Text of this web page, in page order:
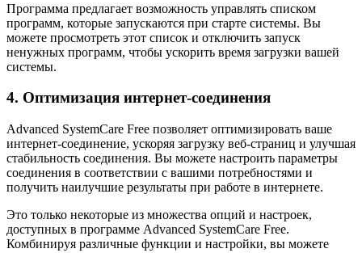
Программа предлагает возможность управлять списком
программ, которые запускаются при старте системы. Вы
можете просмотреть этот список и отключить запуск
ненужных программ, чтобы ускорить время загрузки вашей
системы.
4. Оптимизация интернет-соединения
Advanced SystemCare Free позволяет оптимизировать ваше
интернет-соединение, ускоряя загрузку веб-страниц и улучшая
стабильность соединения. Вы можете настроить параметры
соединения в соответствии с вашими потребностями и
получить наилучшие результаты при работе в интернете.
Это только некоторые из множества опций и настроек,
доступных в программе Advanced SystemCare Free.
Комбинируя различные функции и настройки, вы можете